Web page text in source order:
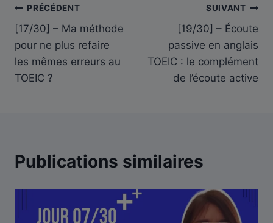
Navigation
de
l’article
PRÉCÉDENT
[17/30] – Ma méthode
pour ne plus refaire
les mêmes erreurs au
TOEIC ?
SUIVANT
[19/30] – Écoute
passive en anglais
TOEIC : le complément
de l’écoute active
Publications similaires